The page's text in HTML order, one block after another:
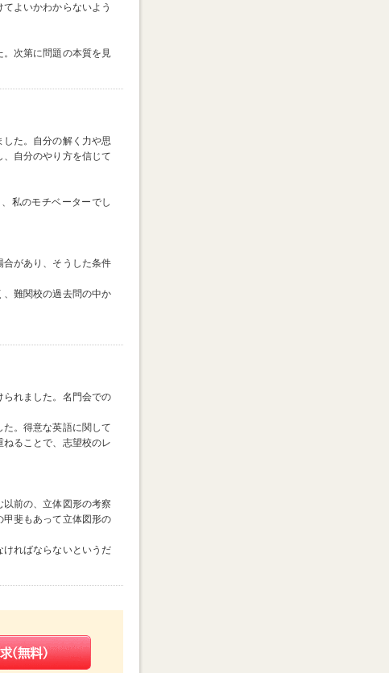
よいかわからないよう
次第に問題の本質を見
た。自分の解く力や思
自分のやり方を信じて
私のモチベーターでし
があり、そうした条件
難関校の過去問の中か
れました。名門会での
。得意な英語に関して
ることで、志望校のレ
前の、立体図形の考察
斐もあって立体図形の
ればならないというだ